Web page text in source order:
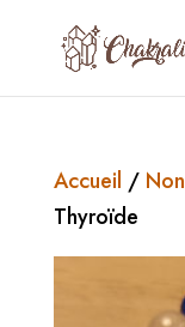
Accueil /
Thyroïde